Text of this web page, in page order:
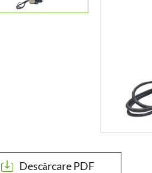
 Descărcare PDF